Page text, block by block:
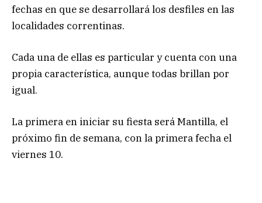
fechas en que se desarrollará los desfiles en las
localidades correntinas.
Cada una de ellas es particular y cuenta con una
propia característica, aunque todas brillan por
igual.
La primera en iniciar su fiesta será Mantilla, el
próximo fin de semana, con la primera fecha el
viernes 10.